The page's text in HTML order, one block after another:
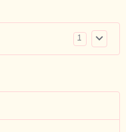
1